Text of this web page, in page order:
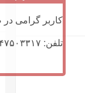
کاربر گرامی
تلفن: ۰۹۱۴۷۵۰۳۳۱۷ (تلگرام یا تماس)